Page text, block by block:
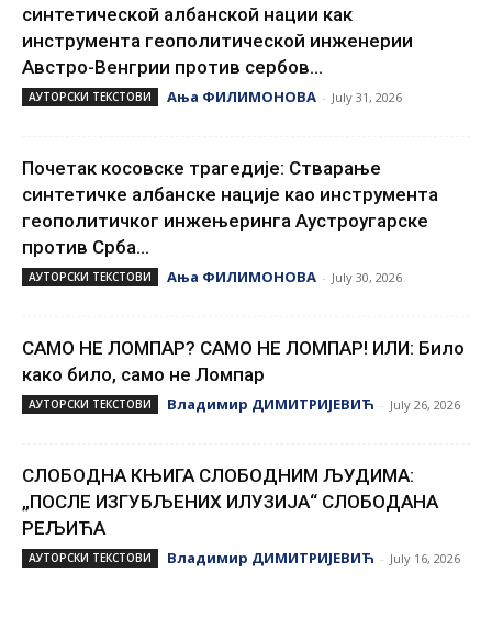
синтетической албанской нации как
инструмента геополитической инженерии
Австро-Венгрии против сербов...
АУТОРСКИ ТЕКСТОВИ Ања ФИЛИМОНОВА - July 31, 2026
Почетак косовске трагедије: Стварање
синтетичке албанске нације као инструмента
геополитичког инжењеринга Аустроугарске
против Срба...
АУТОРСКИ ТЕКСТОВИ Ања ФИЛИМОНОВА - July 30, 2026
САМО НЕ ЛОМПАР? САМО НЕ ЛОМПАР! ИЛИ: Било
како било, само не Ломпар
АУТОРСКИ ТЕКСТОВИ Владимир ДИМИТРИЈЕВИЋ - July 26, 2026
СЛОБОДНА КЊИГА СЛОБОДНИМ ЉУДИМА:
„ПОСЛЕ ИЗГУБЉЕНИХ ИЛУЗИЈА“ СЛОБОДАНА
РЕЉИЋА
АУТОРСКИ ТЕКСТОВИ Владимир ДИМИТРИЈЕВИЋ - July 16, 2026